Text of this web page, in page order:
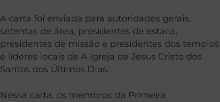
A carta foi enviada para autoridades gerais,
setentas de área, presidentes de estaca,
presidentes de missão e presidentes dos templos
e líderes locais de A Igreja de Jesus Cristo dos
Santos dos Últimos Dias.
Nessa carta, os membros da Primeira